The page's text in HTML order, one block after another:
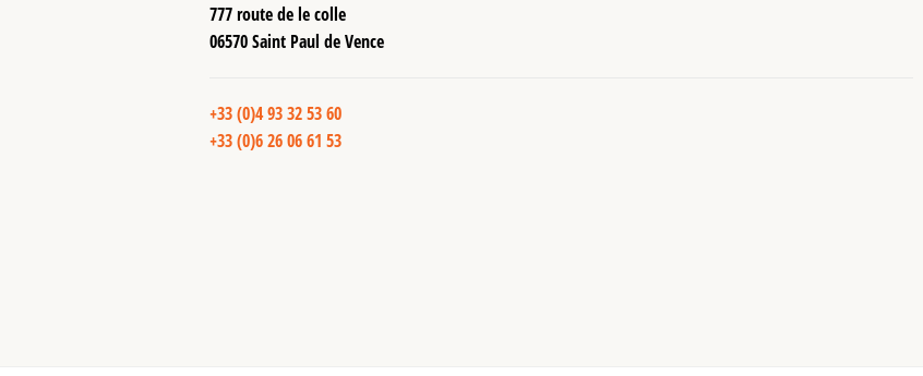
777 route de le colle
06570 Saint Paul de Vence
+33 (0)4 93 32 53 60
+33 (0)6 26 06 61 53